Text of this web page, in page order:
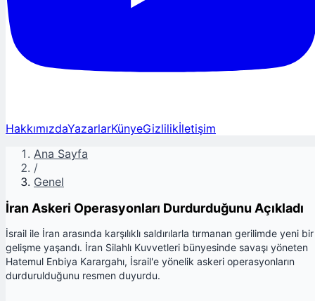
HakkımızdaYazarlarKünyeGizlilikİletişim
Ana Sayfa
/
Genel
İran Askeri Operasyonları Durdurduğunu Açıkladı
İsrail ile İran arasında karşılıklı saldırılarla tırmanan gerilimde yeni bir
gelişme yaşandı. İran Silahlı Kuvvetleri bünyesinde savaşı yöneten
Hatemul Enbiya Karargahı, İsrail'e yönelik askeri operasyonların
durdurulduğunu resmen duyurdu.